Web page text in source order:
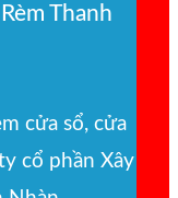
Thanh
cửa sổ, cửa
cổ phần Xây